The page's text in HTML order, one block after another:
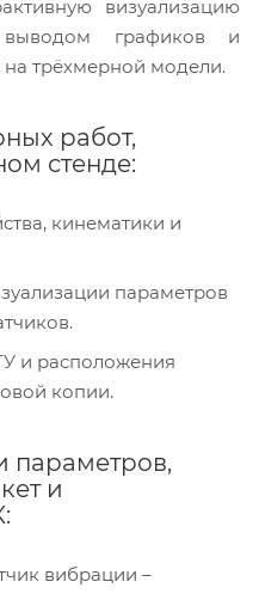
визуализацию
графиков и
трёхмерной модели.
работ,
стенде:
кинематики и
параметров
и расположения
копии.
параметров,
и
вибрации –